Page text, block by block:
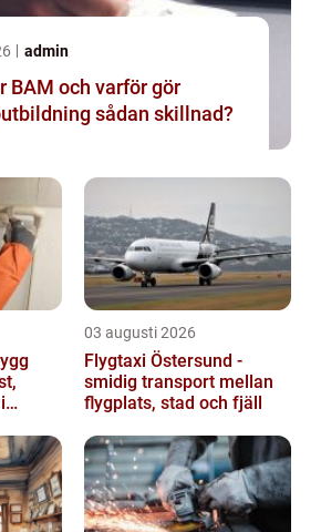
admin
BAM och varför gör
sådan skillnad?
03 augusti 2026
Flygtaxi Östersund -
smidig transport mellan
flygplats, stad och fjäll